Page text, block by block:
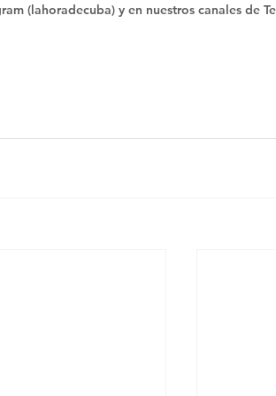
(lahoradecuba) y en nuestros canales de